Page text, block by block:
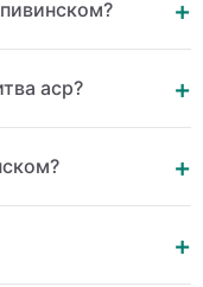
аср?